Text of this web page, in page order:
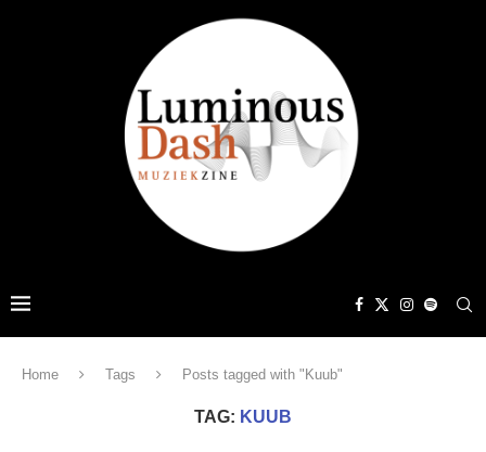
Home Tags Posts tagged with "Kuub"
TAG: KUUB